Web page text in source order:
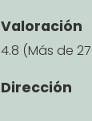
Valoración
4.8 (Más de
Dirección